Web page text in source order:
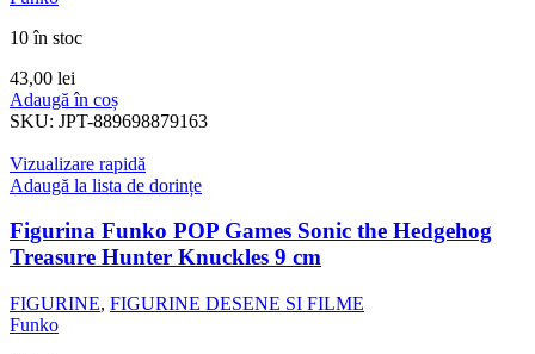
10 în stoc
43,00 lei
Adaugă în coș
SKU: JPT-889698879163
Vizualizare rapidă
Adaugă la lista de dorințe
Figurina Funko POP Games Sonic the Hedgehog
Treasure Hunter Knuckles 9 cm
FIGURINE, FIGURINE DESENE SI FILME
Funko